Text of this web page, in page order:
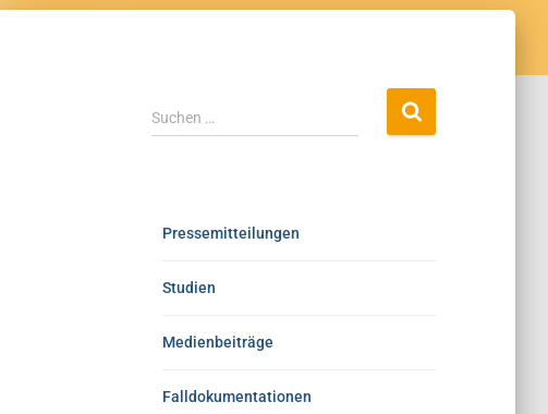
Suchen …
Pressemitteilungen
Studien
Medienbeiträge
Falldokumentationen